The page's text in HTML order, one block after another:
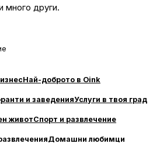
много други.
Най-доброто в Oink
и заведенияУслуги в твоя град
животСпорт и развлечение
Домашни любимци